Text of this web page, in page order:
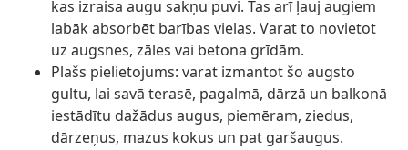
kas izraisa augu sakņu puvi. Tas arī ļauj augiem
labāk absorbēt barības vielas. Varat to novietot
uz augsnes, zāles vai betona grīdām.
Plašs pielietojums: varat izmantot šo augsto
gultu, lai savā terasē, pagalmā, dārzā un balkonā
iestādītu dažādus augus, piemēram, ziedus,
dārzeņus, mazus kokus un pat garšaugus.